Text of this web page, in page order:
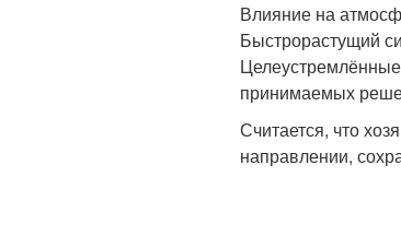
Влияние на
Быстрорастущий
Целеустремлённые
принимаемых
Считается, что
направлении,